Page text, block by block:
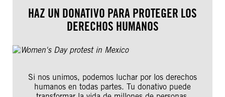
HAZ UN DONATIVO PARA PROTEGER LOS
DERECHOS HUMANOS
Si nos unimos, podemos luchar por los derechos
humanos en todas partes. Tu donativo puede